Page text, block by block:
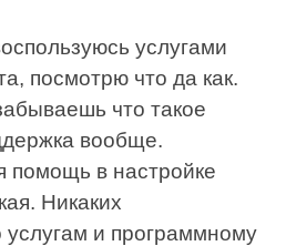
услугами
посмотрю что да как.
что такое
вообще.
помощь в настройке
Никаких
услугам и программному